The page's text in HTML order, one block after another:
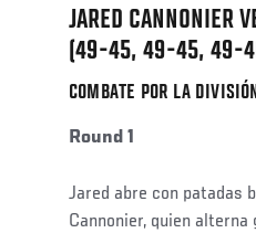
JARED CANNONIER
(49-45, 49-45, 49-
COMBATE POR LA
Round 1
Jared abre con patadas
Cannonier, quien